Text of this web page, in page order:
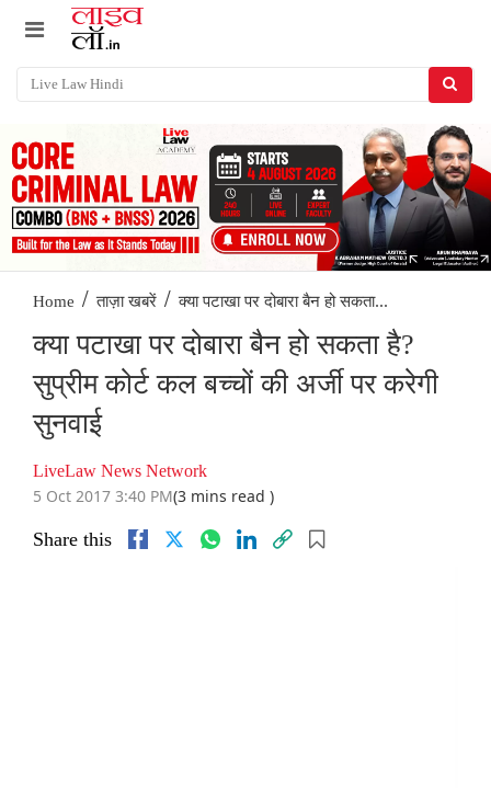
Home / ताज़ा खबरें / क्या पटाखा पर दोबारा बैन हो सकता...
क्या पटाखा पर दोबारा बैन हो सकता है?
सुप्रीम कोर्ट कल बच्चों की अर्जी पर करेगी
सुनवाई
LiveLaw News Network
5 Oct 2017 3:40 PM(3 mins read )
Share this